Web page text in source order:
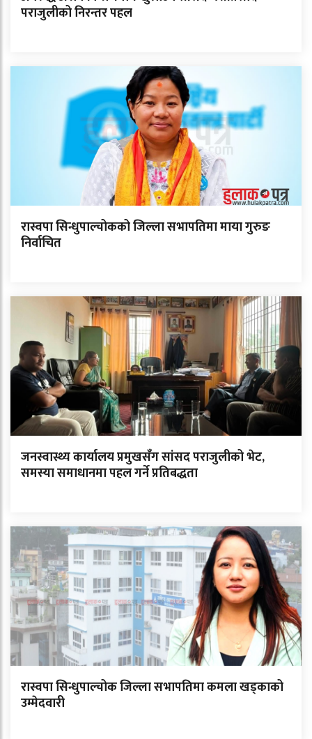
पराजुलीको निरन्तर पहल
रास्वपा सिन्धुपाल्चोकको जिल्ला सभापतिमा माया गुरुङ
निर्वाचित
जनस्वास्थ्य कार्यालय प्रमुखसँग सांसद पराजुलीको भेट,
समस्या समाधानमा पहल गर्ने प्रतिबद्धता
रास्वपा सिन्धुपाल्चोक जिल्ला सभापतिमा कमला खड्काको
उम्मेदवारी